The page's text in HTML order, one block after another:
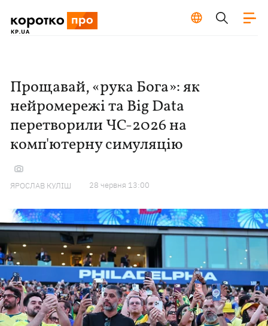
Прощавай, «рука Бога»: як
нейромережі та Big Data
перетворили ЧС-2026 на
комп'ютерну симуляцію
ЯРОСЛАВ КУЛІШ 28 червня 13:00